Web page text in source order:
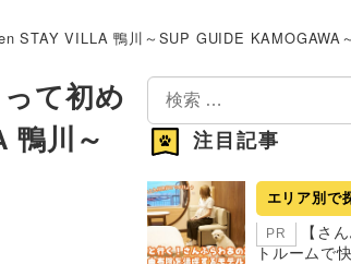
STAY VILLA 鴨川～SUP GUIDE KAMOGAWA
て初め
鴨川～
検
索
注目記事
エリア別で
PR
【さ
トルームで